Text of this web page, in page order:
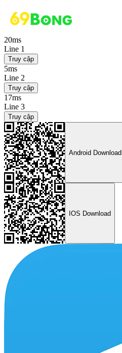
20ms
Line 1
Truy cập
5ms
Line 2
Truy cập
17ms
Line 3
Truy cập
Android Download
IOS Download